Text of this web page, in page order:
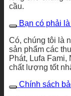
cầu.
Bạn có phải
Có, chúng tôi là
sản phẩm các
Phát, Lufa Fami,
chất lượng tốt
Chính sách